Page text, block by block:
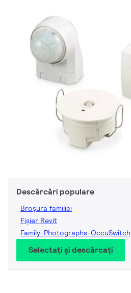
Descărcări populare
Broșura familiei
Fișier Revit
Family-Photographs-OccuSwitch
Selectați și descărcați